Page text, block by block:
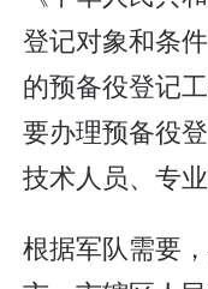
登记对象和条
的预备役登记
要办理预备役
技术人员、专业
根据军队需要